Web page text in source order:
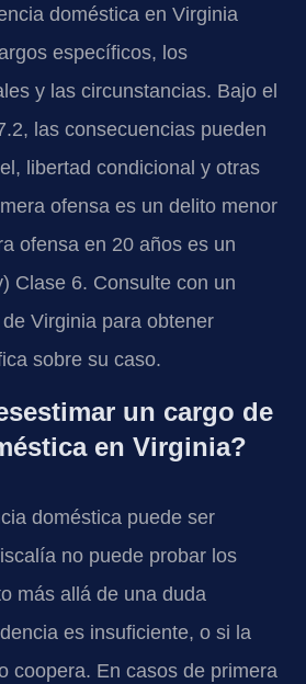
doméstica en Virginia
específicos, los
y las circunstancias. Bajo el
las consecuencias pueden
libertad condicional y otras
ofensa es un delito menor
ofensa en 20 años es un
Clase 6. Consulte con un
Virginia para obtener
sobre su caso.
un cargo de
en Virginia?
doméstica puede ser
no puede probar los
más allá de una duda
es insuficiente, o si la
coopera. En casos de primera